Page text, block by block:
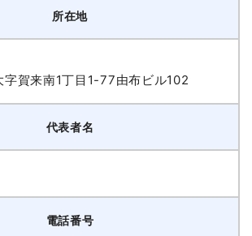
所在地
字賀来南1丁目1-77由布ビル102
代表者名
電話番号